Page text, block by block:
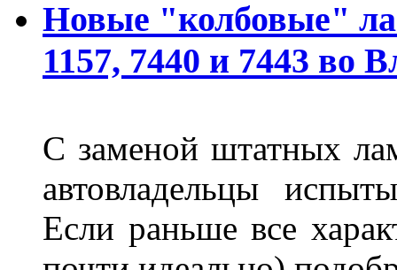
Новые "колбовые"
1157, 7440 и 7443 во
С заменой штатных
автовладельцы
Если раньше все